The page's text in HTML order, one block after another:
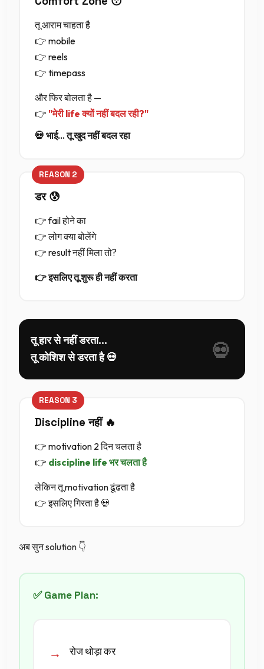
तू आराम चाहता है
👉 mobile
👉 reels
👉 timepass
और फिर बोलता है —
👉 "मेरी life क्यों नहीं बदल रही?"
💀 भाई… तू खुद नहीं बदल रहा
डर 😰
👉 fail होने का
👉 लोग क्या बोलेंगे
👉 result नहीं मिला तो?
👉 इसलिए तू शुरू ही नहीं करता
तू हार से नहीं डरता…
तू कोशिश से डरता है 💀
Discipline नहीं 🔥
👉 motivation 2 दिन चलता है
👉 discipline life भर चलता है
लेकिन तू motivation ढूंढता है
👉 इसलिए गिरता है 💀
अब सुन solution 👇
✅ Game Plan:
रोज थोड़ा कर